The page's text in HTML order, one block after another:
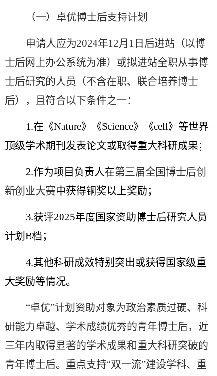
（一）卓优博士后支持计划
申请人应为2024年12月 1 日后进站（以博
士后网上办公系统为准）或拟进站全职从事博
士后研究的人员（不含在职、联合培养博士
后），且符合以下条件之一：
1.在《Nature》《Science》《cell》等世界
顶级学术期刊发表论文或取得重大科研成果；
2.作为项目负责人在第三届全国博士后创
新创业大赛中获得铜奖以上奖励；
3.获评2025年度国家资助博士后研究人员
计划 B档；
4.其他科研成效特别突出或获得国家级重
大奖励等情况。
“卓优”计划资助对象为政治素质过硬、科
研能力卓越、学术成绩优秀的青年博士后，近
三年内取得显著的学术成果和重大科研突破的
青年博士后。重点支持“双一流”建设学科、重